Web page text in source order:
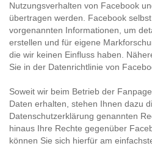
Nutzungsverhalten von Facebook
übertragen werden. Facebook
vorgenannten Informationen, um
erstellen und für eigene
die wir keinen Einfluss haben.
Sie in der Datenrichtlinie von
Soweit wir beim Betrieb der
Daten erhalten, stehen Ihnen dazu
Datenschutzerklärung genannten
hinaus Ihre Rechte gegenüber
können Sie sich hierfür am